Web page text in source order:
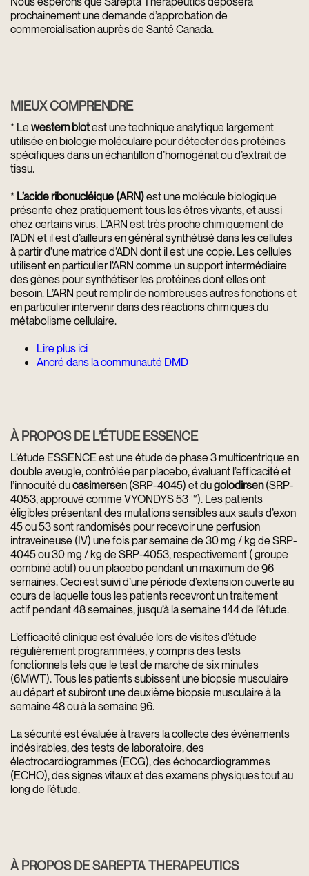
prochainement une demande d’approbation de
commercialisation auprès de Santé Canada.
MIEUX COMPRENDRE
* Lewestern blotest une technique analytique largement
utilisée en biologie moléculaire pour détecter des protéines
spécifiques dans un échantillon d’homogénat ou d’extrait de
tissu.
* L’acide ribonucléique (ARN)est une molécule biologique
présente chez pratiquement tous les êtres vivants, et aussi
chez certains virus. L’ARN est très proche chimiquement de
l’ADN et il est d’ailleurs en général synthétisé dans les cellules
à partir d’une matrice d’ADN dont il est une copie. Les cellules
utilisent en particulier l’ARN comme un support intermédiaire
des gènes pour synthétiser les protéines dont elles ont
besoin. L’ARN peut remplir de nombreuses autres fonctions et
en particulier intervenir dans des réactions chimiques du
métabolisme cellulaire.
Lire plus ici
Ancré dans la communauté DMD
À PROPOS DE L’ÉTUDE ESSENCE
L’étude ESSENCE est une étude de phase 3 multicentrique en
double aveugle, contrôlée par placebo, évaluant l’efficacité et
l’innocuité ducasimersen (SRP-4045) et dugolodirsen(SRP-
4053, approuvé comme VYONDYS 53 ™). Les patients
éligibles présentant des mutations sensibles aux sauts d’exon
45 ou 53 sont randomisés pour recevoir une perfusion
intraveineuse (IV) une fois par semaine de 30 mg / kg de SRP-
4045 ou 30 mg / kg de SRP-4053, respectivement ( groupe
combiné actif) ou un placebo pendant un maximum de 96
semaines. Ceci est suivi d’une période d’extension ouverte au
cours de laquelle tous les patients recevront un traitement
actif pendant 48 semaines, jusqu’à la semaine 144 de l’étude.
L’efficacité clinique est évaluée lors de visites d’étude
régulièrement programmées, y compris des tests
fonctionnels tels que le test de marche de six minutes
(6MWT). Tous les patients subissent une biopsie musculaire
au départ et subiront une deuxième biopsie musculaire à la
semaine 48 ou à la semaine 96.
La sécurité est évaluée à travers la collecte des événements
indésirables, des tests de laboratoire, des
électrocardiogrammes (ECG), des échocardiogrammes
(ECHO), des signes vitaux et des examens physiques tout au
long de l’étude.
À PROPOS DE SAREPTA THERAPEUTICS